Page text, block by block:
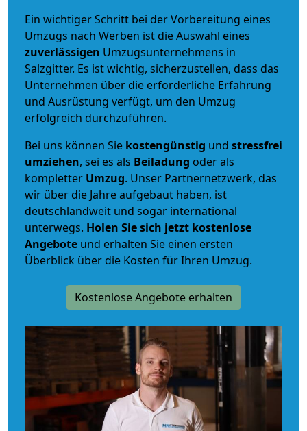
Ein wichtiger Schritt bei der Vorbereitung eines
Umzugs nach Werben ist die Auswahl eines
zuverlässigen Umzugsunternehmens in
Salzgitter. Es ist wichtig, sicherzustellen, dass das
Unternehmen über die erforderliche Erfahrung
und Ausrüstung verfügt, um den Umzug
erfolgreich durchzuführen.
Bei uns können Sie kostengünstig und stressfrei
umziehen, sei es als Beiladung oder als
kompletter Umzug. Unser Partnernetzwerk, das
wir über die Jahre aufgebaut haben, ist
deutschlandweit und sogar international
unterwegs. Holen Sie sich jetzt kostenlose
Angebote und erhalten Sie einen ersten
Überblick über die Kosten für Ihren Umzug.
Kostenlose Angebote erhalten